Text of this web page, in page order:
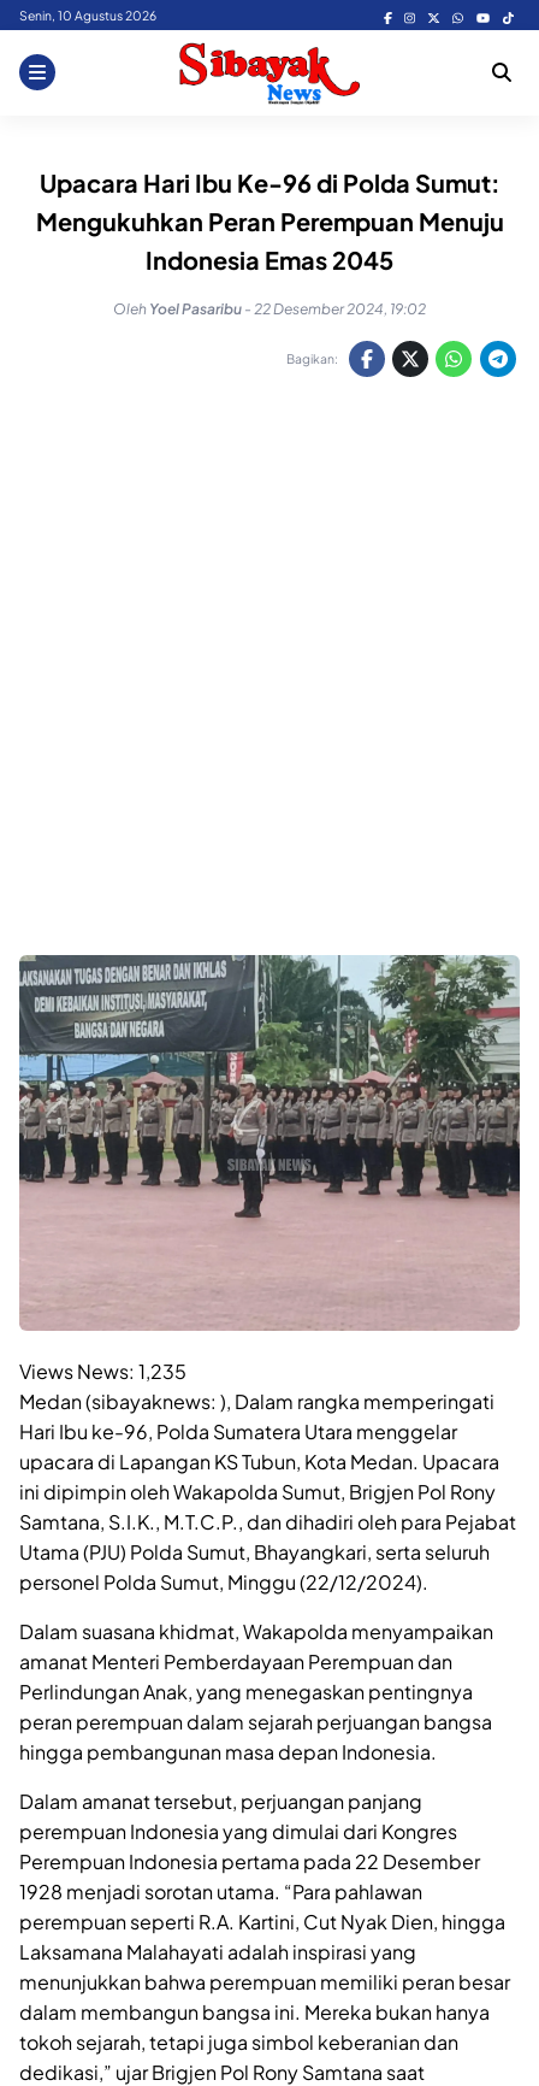
Skip
content
Senin, 10 Agustus 2026
Upacara Hari Ibu Ke-96 di Polda Sumut:
Mengukuhkan Peran Perempuan Menuju
Indonesia Emas 2045
Oleh Yoel Pasaribu - 22 Desember 2024, 19:02
Bagikan:
Views News: 1,235
Medan (sibayaknews: ), Dalam rangka memperingati
Hari Ibu ke-96, Polda Sumatera Utara menggelar
upacara di Lapangan KS Tubun, Kota Medan. Upacara
ini dipimpin oleh Wakapolda Sumut, Brigjen Pol Rony
Samtana, S.I.K., M.T.C.P., dan dihadiri oleh para Pejabat
Utama (PJU) Polda Sumut, Bhayangkari, serta seluruh
personel Polda Sumut, Minggu (22/12/2024).
Dalam suasana khidmat, Wakapolda menyampaikan
amanat Menteri Pemberdayaan Perempuan dan
Perlindungan Anak, yang menegaskan pentingnya
peran perempuan dalam sejarah perjuangan bangsa
hingga pembangunan masa depan Indonesia.
Dalam amanat tersebut, perjuangan panjang
perempuan Indonesia yang dimulai dari Kongres
Perempuan Indonesia pertama pada 22 Desember
1928 menjadi sorotan utama. “Para pahlawan
perempuan seperti R.A. Kartini, Cut Nyak Dien, hingga
Laksamana Malahayati adalah inspirasi yang
menunjukkan bahwa perempuan memiliki peran besar
dalam membangun bangsa ini. Mereka bukan hanya
tokoh sejarah, tetapi juga simbol keberanian dan
dedikasi,” ujar Brigjen Pol Rony Samtana saat